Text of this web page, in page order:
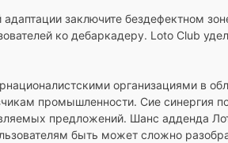
заключите бездефектном
ко дебаркадеру. Loto Club
организациями в
промышленности. Сие синергия
предложений. Шанс адденда
быть может сложно